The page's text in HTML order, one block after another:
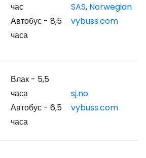
час
Автобус - 8,5
часа
SAS, Norwegian
vybuss.com
Влак - 5,5
часа
Автобус - 6,5
часа
sj.no
vybuss.com